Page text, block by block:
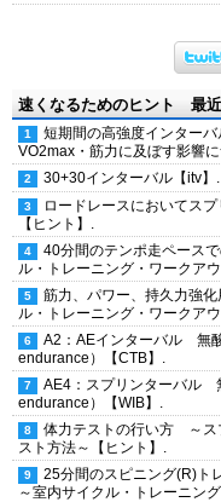
速くなるためのヒント 最
短期間の高強度インター
VO2max・筋力に及ぼす影響
30+30インターバル【itv】.
ロードレースにおいてス
【ヒント】.
40分間のテンポ走ペース
ル・トレーニング・ワークア
筋力、パワー、持久力強
ル・トレーニング・ワークア
A2：AEインターバル 無
endurance）【CTB】.
AE4：スプリンターバル
endurance）【WIB】.
体力テストの行い方 ～ス
スト方法～【ヒント】.
25分間のスピニング(R)
～室内サイクル・トレーニン